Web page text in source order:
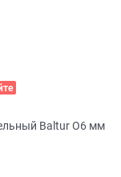
Baltur O6 мм